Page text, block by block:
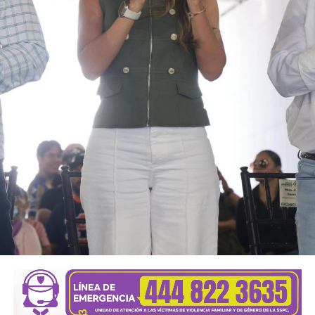
coordinamos, colaboramos, pero nunca nos
subordinamos”, aseguró.
Resaltó que México está cambiando para bien y vive
tiempos excepcionales, ya que es tiempo de
transformación y tiempo de mujeres, y aseguró que en los
primeros 100 días de su gobierno se ha demostrado que
las mujeres tienen fuerza, entereza, temple y capacidad
para conducir los destinos de la nación.
“También hoy les digo a quienes piensan que ‘las mujeres
no tenemos iniciativa propia’, que ‘por nosotras piensan
otros’, a quienes afirman que ‘las mujeres no gobernamos
porque no tenemos capacidad o inteligencia´, a quienes
creen que ‘Presidenta se escribe con ‘e’’, a los que con
personas”.
“A esos que aún no han entendido que las mujeres